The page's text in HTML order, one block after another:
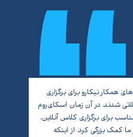
همکار نیکارو برای برگزاری
شدند. در آن زمان اسکای‌روم
برای برگزاری کلاس آنلاین،
کمک بزرگی کرد. از اینکه